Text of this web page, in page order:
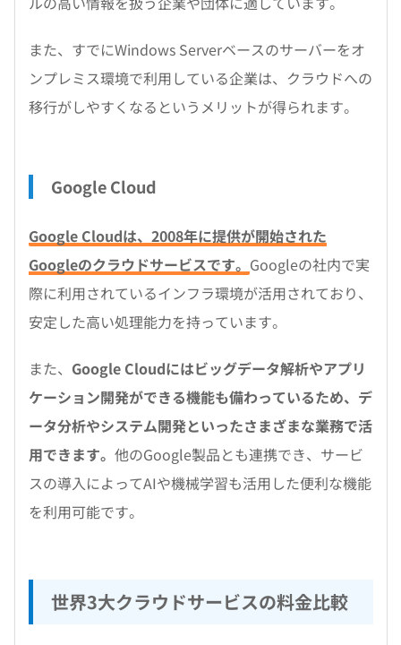
また、すでにWindows Serverベースのサーバーをオ
ンプレミス環境で利用している企業は、クラウドへの
移行がしやすくなるというメリットが得られます。
Google Cloud
Google Cloudは、2008年に提供が開始された
Googleのクラウドサービスです。 Googleの社内で実
際に利用されているインフラ環境が活用されており、
安定した高い処理能力を持っています。
また、 Google Cloudにはビッグデータ解析やアプリ
ケーション開発ができる機能も備わっているため、デ
ータ分析やシステム開発といったさまざまな業務で活
用できます。 他のGoogle製品とも連携でき、サービ
スの導入によってAIや機械学習も活用した便利な機能
を利用可能です。
世界3大クラウドサービスの料金比較